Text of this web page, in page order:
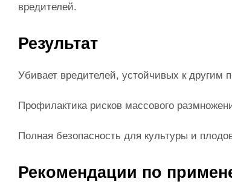
вредителей.
Результат
Убивает вредителей, устойчивых к другим
Профилактика рисков массового
Полная безопасность для культуры и
Рекомендации по